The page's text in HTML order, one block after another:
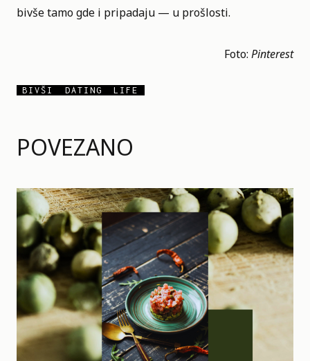
POVEZANO
bivše tamo gde i pripadaju — u prošlosti.
Foto: Pinterest
BIVŠI DATING LIFE